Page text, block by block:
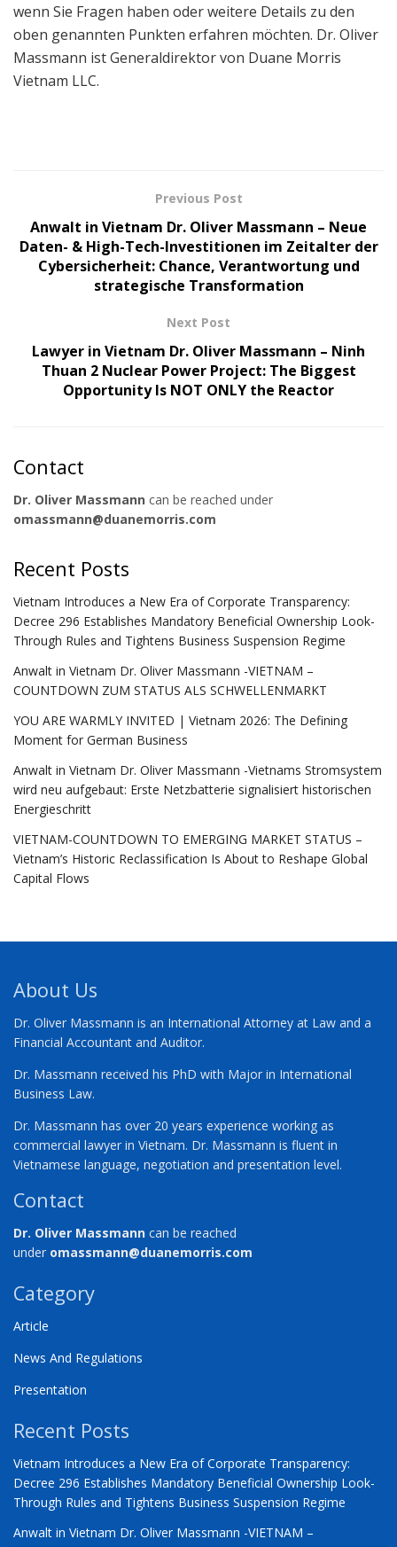
wenn Sie Fragen haben oder weitere Details zu den
oben genannten Punkten erfahren möchten. Dr. Oliver
Massmann ist Generaldirektor von Duane Morris
Vietnam LLC.
Previous Post
Anwalt in Vietnam Dr. Oliver Massmann – Neue
Daten- & High-Tech-Investitionen im Zeitalter der
Cybersicherheit: Chance, Verantwortung und
strategische Transformation
Next Post
Lawyer in Vietnam Dr. Oliver Massmann – Ninh
Thuan 2 Nuclear Power Project: The Biggest
Opportunity Is NOT ONLY the Reactor
Contact
Dr. Oliver Massmann can be reached under
omassmann@duanemorris.com
Recent Posts
Vietnam Introduces a New Era of Corporate Transparency:
Decree 296 Establishes Mandatory Beneficial Ownership Look-
Through Rules and Tightens Business Suspension Regime
Anwalt in Vietnam Dr. Oliver Massmann -VIETNAM –
COUNTDOWN ZUM STATUS ALS SCHWELLENMARKT
YOU ARE WARMLY INVITED | Vietnam 2026: The Defining
Moment for German Business
Anwalt in Vietnam Dr. Oliver Massmann -Vietnams Stromsystem
wird neu aufgebaut: Erste Netzbatterie signalisiert historischen
Energieschritt
VIETNAM-COUNTDOWN TO EMERGING MARKET STATUS –
Vietnam’s Historic Reclassification Is About to Reshape Global
Capital Flows
About Us
Dr. Oliver Massmann is an International Attorney at Law and a
Financial Accountant and Auditor.
Dr. Massmann received his PhD with Major in International
Business Law.
Dr. Massmann has over 20 years experience working as
commercial lawyer in Vietnam. Dr. Massmann is fluent in
Vietnamese language, negotiation and presentation level.
Contact
Dr. Oliver Massmann can be reached
under omassmann@duanemorris.com
Category
Article
News And Regulations
Presentation
Recent Posts
Vietnam Introduces a New Era of Corporate Transparency:
Decree 296 Establishes Mandatory Beneficial Ownership Look-
Through Rules and Tightens Business Suspension Regime
Anwalt in Vietnam Dr. Oliver Massmann -VIETNAM –